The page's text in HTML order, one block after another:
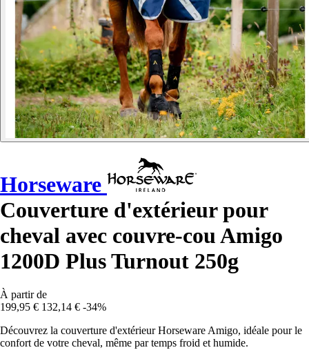
Horseware
Couverture d'extérieur pour
cheval avec couvre-cou Amigo
1200D Plus Turnout 250g
À partir de
199,95 € 132,14 € -34%
Découvrez la couverture d'extérieur Horseware Amigo, idéale pour le
confort de votre cheval, même par temps froid et humide.